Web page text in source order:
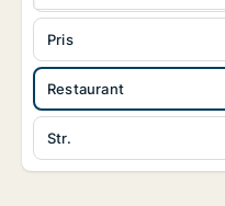
Restaurant
Str.
Pris